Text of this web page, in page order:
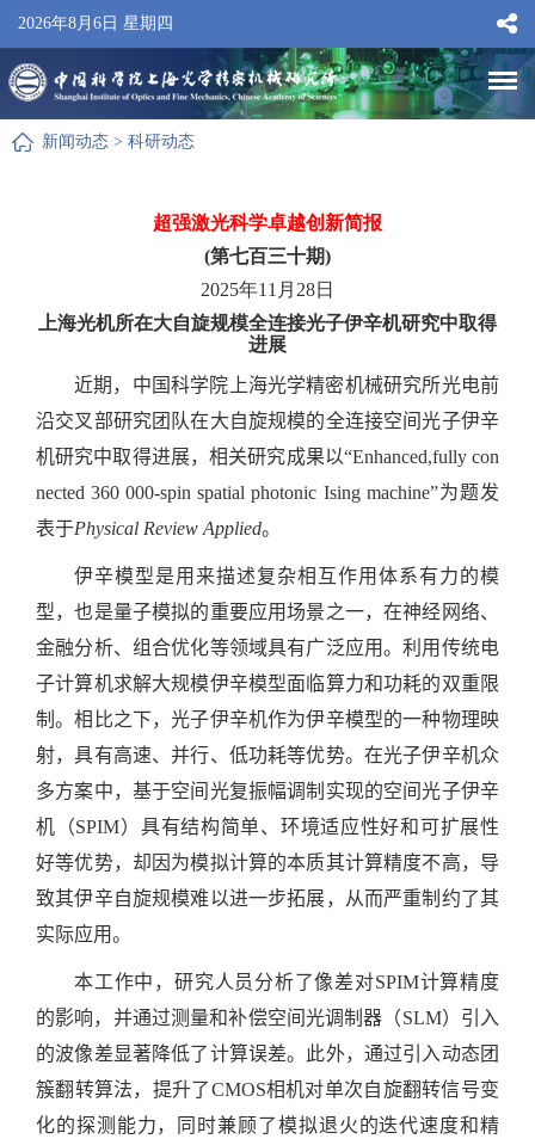
2026年8月6日 星期四
新闻动态 > 科研动态
超强激光科学卓越创新简报
(第七百三十期)
2025年11月28日
上海光机所在大自旋规模全连接光子伊辛机研究中取得
进展
近期，中国科学院上海光学精密机械研究所光电前
沿交叉部研究团队在大自旋规模的全连接空间光子伊辛
机研究中取得进展，相关研究成果以“Enhanced,fully con
nected 360 000-spin spatial photonic Ising machine”为题发
表于Physical Review Applied。
伊辛模型是用来描述复杂相互作用体系有力的模
型，也是量子模拟的重要应用场景之一，在神经网络、
金融分析、组合优化等领域具有广泛应用。利用传统电
子计算机求解大规模伊辛模型面临算力和功耗的双重限
制。相比之下，光子伊辛机作为伊辛模型的一种物理映
射，具有高速、并行、低功耗等优势。在光子伊辛机众
多方案中，基于空间光复振幅调制实现的空间光子伊辛
机（SPIM）具有结构简单、环境适应性好和可扩展性
好等优势，却因为模拟计算的本质其计算精度不高，导
致其伊辛自旋规模难以进一步拓展，从而严重制约了其
实际应用。
本工作中，研究人员分析了像差对SPIM计算精度
的影响，并通过测量和补偿空间光调制器（SLM）引入
的波像差显著降低了计算误差。此外，通过引入动态团
簇翻转算法，提升了CMOS相机对单次自旋翻转信号变
化的探测能力，同时兼顾了模拟退火的迭代速度和精